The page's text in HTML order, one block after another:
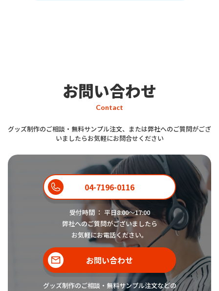
お問い合わせ
Contact
グッズ制作のご相談・無料サンプル注文、または弊社へのご質問がござ
いましたらお気軽にお問合せください
04-7196-0116
受付時間 ： 平日8:00〜17:00
弊社へのご質問がございましたら
お気軽にお電話ください。
お問い合わせ
グッズ制作のご相談・無料サンプル注文などの